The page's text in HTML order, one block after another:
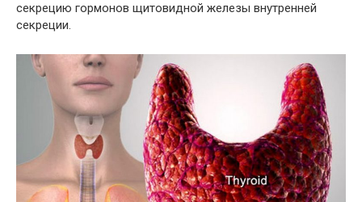
секрецию гормонов щитовидной железы внутренней
секреции.